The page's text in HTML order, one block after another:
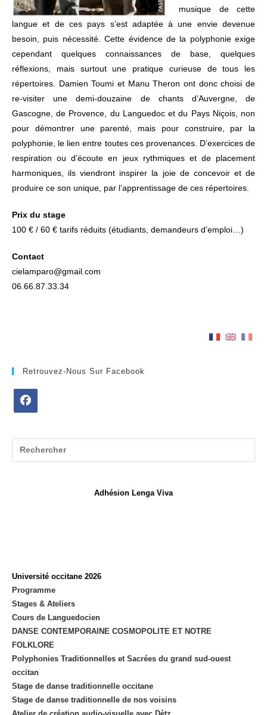
musique de cette
langue et de ces pays s’est adaptée à une envie devenue
besoin, puis nécessité. Cette évidence de la polyphonie exige
cependant quelques connaissances de base, quelques
réflexions, mais surtout une pratique curieuse de tous les
répertoires. Damien Toumi et Manu Theron ont donc choisi de
re-visiter une demi-douzaine de chants d’Auvergne, de
Gascogne, de Provence, du Languedoc et du Pays Niçois, non
pour démontrer une parenté, mais pour construire, par la
polyphonie, le lien entre toutes ces provenances. D’exercices de
respiration ou d’écoute en jeux rythmiques et de placement
harmoniques, ils viendront inspirer la joie de concevoir et de
produire ce son unique, par l’apprentissage de ces répertoires.
Prix du stage
100 € / 60 € tarifs réduits (étudiants, demandeurs d’emploi…)
Contact
cielamparo@gmail.com
06.66.87.33.34
Retrouvez-Nous Sur Facebook
un
nouvel
Adhésion Lenga Viva
Université occitane 2026
Programme
Stages & Ateliers
Cours de Languedocien
DANSE CONTEMPORAINE COSMOPOLITE ET NOTRE
FOLKLORE
Polyphonies Traditionnelles et Sacrées du grand sud-ouest
occitan
Stage de danse traditionnelle occitane
Stage de danse traditionnelle de nos voisins